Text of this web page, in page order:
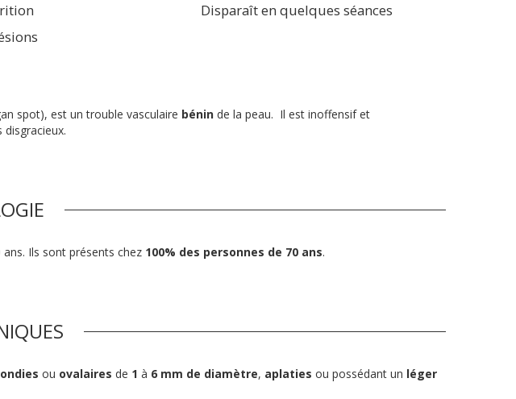
Disparaît en quelques séances
spot), est un trouble vasculaire bénin de la peau. Il est inoffensif et
Ils sont présents chez 100% des personnes de 70 ans.
ou ovalaires de 1 à 6 mm de diamètre, aplaties ou possédant un léger